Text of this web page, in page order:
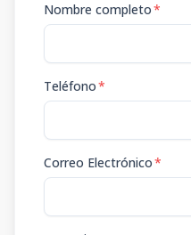
Nombre completo*
Teléfono*
Correo Electrónico*